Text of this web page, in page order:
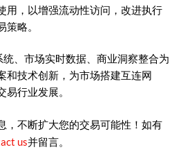
用，以增强流动性访问，改进执行
策略。
、市场实时数据、商业洞察整合为
和技术创新，为市场搭建互连网
易行业发展。
，不断扩大您的交易可能性！如有
us并留言。